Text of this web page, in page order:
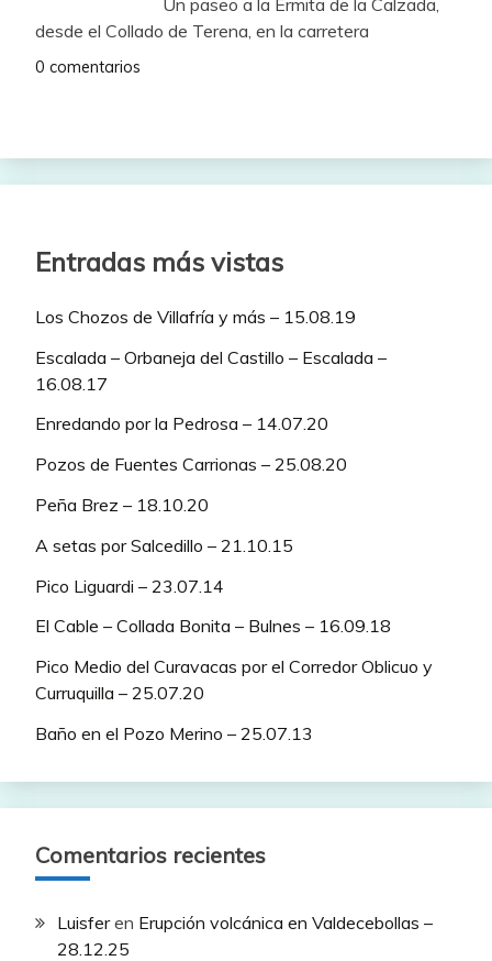
desde el Collado de Terena, en la carretera
0 comentarios
Entradas más vistas
Los Chozos de Villafría y más – 15.08.19
Escalada – Orbaneja del Castillo – Escalada –
16.08.17
Enredando por la Pedrosa – 14.07.20
Pozos de Fuentes Carrionas – 25.08.20
Peña Brez – 18.10.20
A setas por Salcedillo – 21.10.15
Pico Liguardi – 23.07.14
El Cable – Collada Bonita – Bulnes – 16.09.18
Pico Medio del Curavacas por el Corredor Oblicuo y
Curruquilla – 25.07.20
Baño en el Pozo Merino – 25.07.13
Comentarios recientes
Luisferen Erupción volcánica en Valdecebollas –
28.12.25